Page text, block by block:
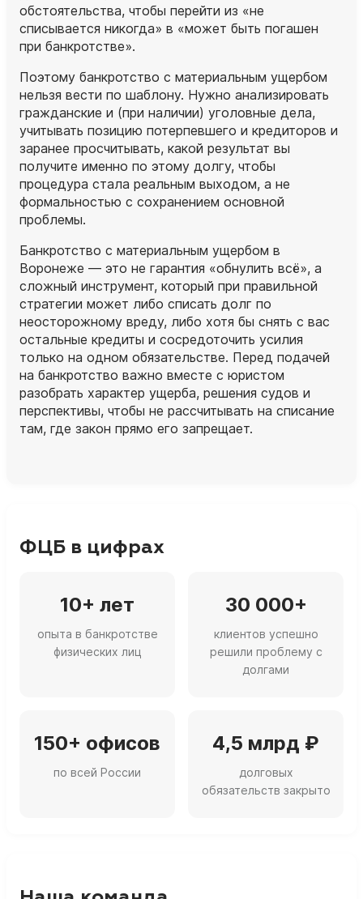
обстоятельства, чтобы перейти из «не
списывается никогда» в «может быть погашен
при банкротстве».
Поэтому банкротство с материальным ущербом
нельзя вести по шаблону. Нужно анализировать
гражданские и (при наличии) уголовные дела,
учитывать позицию потерпевшего и кредиторов и
заранее просчитывать, какой результат вы
получите именно по этому долгу, чтобы
процедура стала реальным выходом, а не
формальностью с сохранением основной
проблемы.
Банкротство с материальным ущербом в
Воронеже — это не гарантия «обнулить всё», а
сложный инструмент, который при правильной
стратегии может либо списать долг по
неосторожному вреду, либо хотя бы снять с вас
остальные кредиты и сосредоточить усилия
только на одном обязательстве. Перед подачей
на банкротство важно вместе с юристом
разобрать характер ущерба, решения судов и
перспективы, чтобы не рассчитывать на списание
там, где закон прямо его запрещает.
ФЦБ в цифрах
10+ лет
опыта в банкротстве
физических лиц
30 000+
клиентов успешно
решили проблему с
долгами
150+ офисов
по всей России
4,5 млрд ₽
долговых
обязательств закрыто